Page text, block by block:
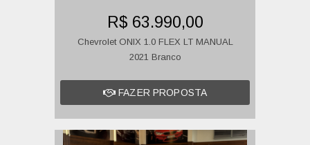
R$ 63.990,00
Chevrolet ONIX 1.0 FLEX LT MANUAL
2021 Branco
FAZER PROPOSTA